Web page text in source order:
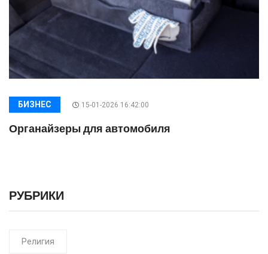
БИЗНЕС 15-01-2026 16:42:00
Органайзеры для автомобиля
РУБРИКИ
Религия